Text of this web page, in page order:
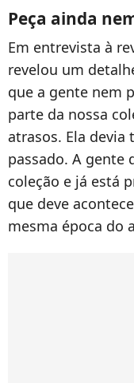
Peça ainda
Em entrevista à
revelou um
que a gente nem
parte da nossa
atrasos. Ela devia
passado. A gente
coleção e já está
que deve
mesma época do